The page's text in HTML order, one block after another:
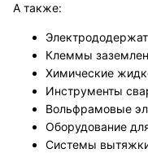
А также:
Клеммы
Химические
Инструменты
Вольфрамовые
Оборудование
Системы